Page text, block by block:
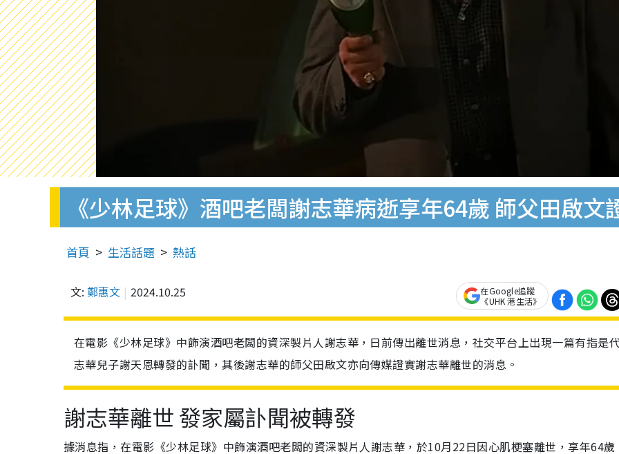
《少林足球》酒吧老闆謝志華病逝享年64歲 師父田啟
首頁 生活話題 熱話
文: 鄭惠文 2024.10.25
在Google追蹤
《UHK 港生活》
在電影《少林足球》中飾演酒吧老闆的資深製片人謝志華，日前傳出離世消息，社交平台上出現一篇有指是
志華兒子謝天恩轉發的訃聞，其後謝志華的師父田啟文亦向傳媒證實謝志華離世的消息。
謝志華離世 發家屬訃聞被轉發
據消息指，在電影《少林足球》中飾演酒吧老闆的資深製片人謝志華，於10月22日因心肌梗塞離世，享年64歲